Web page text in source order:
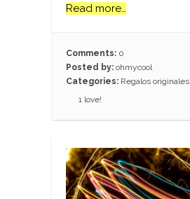
Read more…
Comments: 0
Posted by: ohmycool
Categories: Regalos originales
1 love!